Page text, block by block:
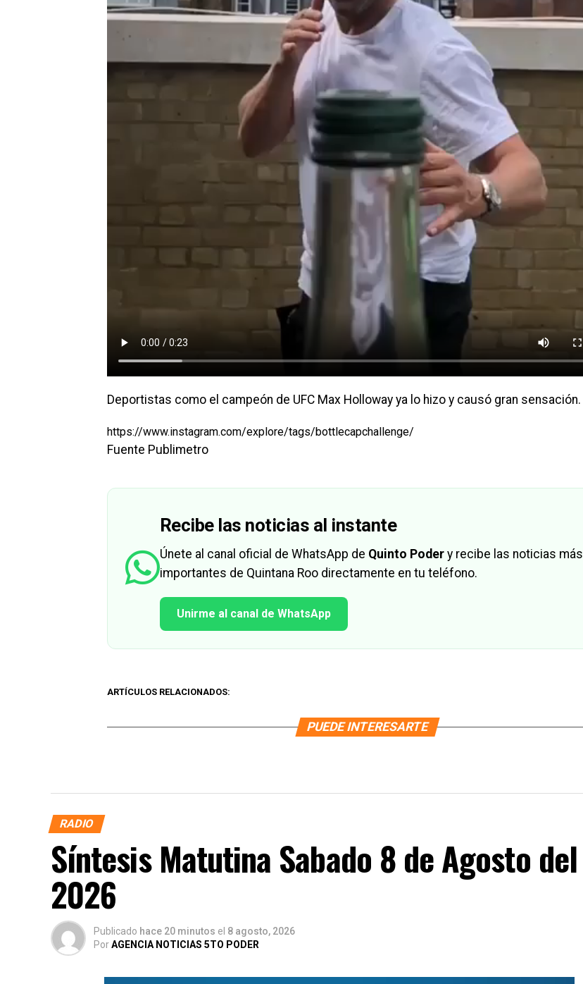
Deportistas como el campeón de UFC Max Holloway ya lo hizo y causó gran sensación.
https://www.instagram.com/explore/tags/bottlecapchallenge/
Fuente Publimetro
Recibe las noticias al instante
Únete al canal oficial de WhatsApp de Quinto Poder y recibe las noticias más
importantes de Quintana Roo directamente en tu teléfono.
Unirme al canal de WhatsApp
ARTÍCULOS RELACIONADOS:
PUEDE INTERESARTE
RADIO
Síntesis Matutina Sabado 8 de Agosto del
2026
Publicado hace 20 minutos el 8 agosto, 2026
PorAGENCIA NOTICIAS 5TO PODER